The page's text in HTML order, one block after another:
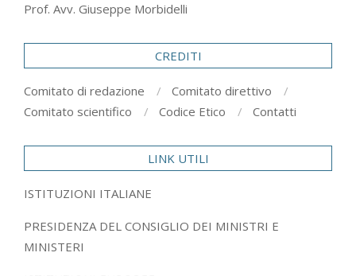
Prof. Avv. Giuseppe Morbidelli
CREDITI
Comitato di redazione
Comitato direttivo
Comitato scientifico
Codice Etico Contatti
LINK UTILI
ISTITUZIONI ITALIANE
PRESIDENZA DEL CONSIGLIO DEI MINISTRI E
MINISTERI